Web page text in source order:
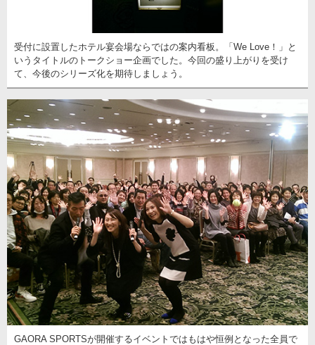
受付に設置したホテル宴会場ならではの案内看板。「We Love！」と
いうタイトルのトークショー企画でした。今回の盛り上がりを受け
て、今後のシリーズ化を期待しましょう。
GAORA SPORTSが開催するイベントではもはや恒例となった全員で